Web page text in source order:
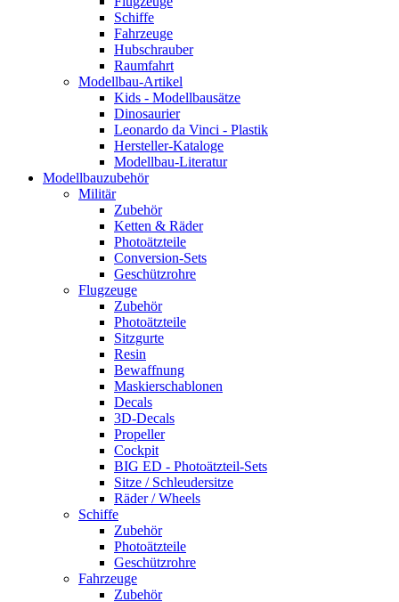
Schiffe
Fahrzeuge
Hubschrauber
Raumfahrt
Modellbau-Artikel
Kids - Modellbausätze
Dinosaurier
Leonardo da Vinci - Plastik
Hersteller-Kataloge
Modellbau-Literatur
Modellbauzubehör
Militär
Zubehör
Ketten & Räder
Photoätzteile
Conversion-Sets
Geschützrohre
Flugzeuge
Zubehör
Photoätzteile
Sitzgurte
Resin
Bewaffnung
Maskierschablonen
Decals
3D-Decals
Propeller
Cockpit
BIG ED - Photoätzteil-Sets
Sitze / Schleudersitze
Räder / Wheels
Schiffe
Zubehör
Photoätzteile
Geschützrohre
Fahrzeuge
Zubehör